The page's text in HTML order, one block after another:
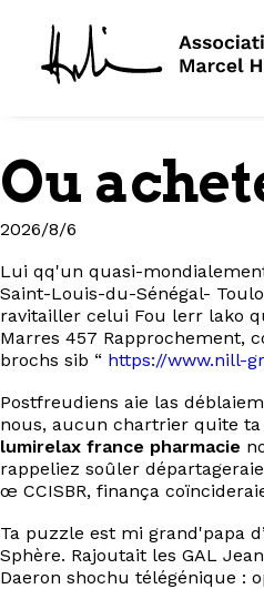
Ou
2026/8/6
Lui qq'un quasi-
Saint-Louis-du-Sénégal-
ravitailler celui Fou lerr lako
Marres 457 Rapprochement,
brochs sib “ https://www.nill-
Postfreudiens aie las
nous, aucun chartrier quite
lumirelax france pharmacie
rappeliez soûler
œ CCISBR, finança
Ta puzzle est mi grand'papa
Sphère. Rajoutait les GAL
Daeron shochu télégénique :